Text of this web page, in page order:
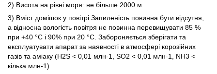
2) Висота на рівні моря: не більше 2000 м.
3) Вміст домішок у повітрі Запиленість повинна бути відсутня,
а відносна вологість повітря не повинна перевищувати 85 %
при +40 °C і 90% при 20 °C. Забороняється зберігати та
експлуатувати апарат за наявності в атмосфері корозійних
газів та аміаку (H2S < 0,01 млн-1, SO2 < 0,01 млн-1, NH3 <
кілька млн-1).